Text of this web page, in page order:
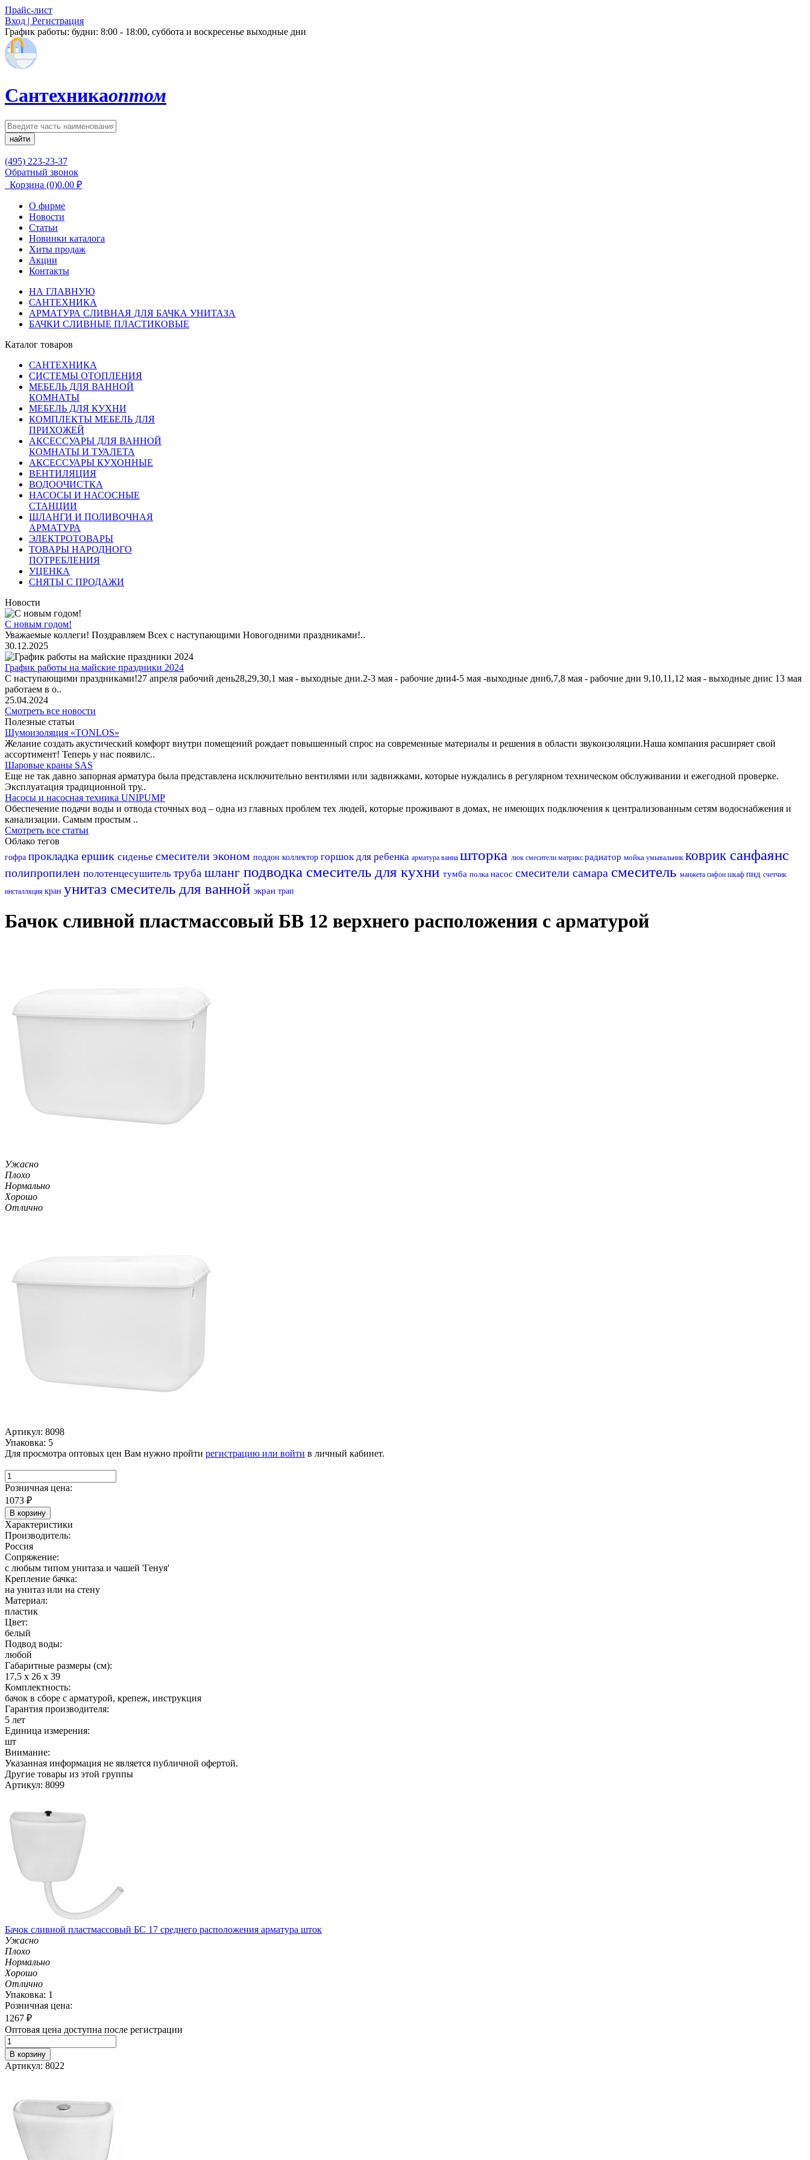
Прайс-лист
Вход | Регистрация
График работы: будни: 8:00 - 18:00, суббота и воскресенье выходные дни
Сантехникаоптом
найти
(495) 223-23-37
Обратный звонок
Корзина (0)0.00 ₽
О фирме
Новости
Статьи
Новинки каталога
Хиты продаж
Акции
Контакты
НА ГЛАВНУЮ
САНТЕХНИКА
АРМАТУРА СЛИВНАЯ ДЛЯ БАЧКА УНИТАЗА
БАЧКИ СЛИВНЫЕ ПЛАСТИКОВЫЕ
Каталог товаров
САНТЕХНИКА
СИСТЕМЫ ОТОПЛЕНИЯ
МЕБЕЛЬ ДЛЯ ВАННОЙ
КОМНАТЫ
МЕБЕЛЬ ДЛЯ КУХНИ
КОМПЛЕКТЫ МЕБЕЛЬ ДЛЯ
ПРИХОЖЕЙ
АКСЕССУАРЫ ДЛЯ ВАННОЙ
КОМНАТЫ И ТУАЛЕТА
АКСЕССУАРЫ КУХОННЫЕ
ВЕНТИЛЯЦИЯ
ВОДООЧИСТКА
НАСОСЫ И НАСОСНЫЕ
СТАНЦИИ
ШЛАНГИ И ПОЛИВОЧНАЯ
АРМАТУРА
ЭЛЕКТРОТОВАРЫ
ТОВАРЫ НАРОДНОГО
ПОТРЕБЛЕНИЯ
УЦЕНКА
СНЯТЫ С ПРОДАЖИ
Новости
С новым годом!
Уважаемые коллеги! Поздравляем Всех с наступающими Новогодними праздниками!..
30.12.2025
График работы на майские праздники 2024
С наступающими праздниками!27 апреля рабочий день28,29,30,1 мая - выходные дни.2-3 мая - рабочие дни4-5 мая -выходные дни6,7,8 мая - рабочие дни 9,10,11,12 мая - выходные днис 13 мая
работаем в о..
25.04.2024
Смотреть все новости
Полезные статьи
Шумоизоляция «TONLOS»
Желание создать акустический комфорт внутри помещений рождает повышенный спрос на современные материалы и решения в области звукоизоляции.Наша компания расширяет свой
ассортимент! Теперь у нас появилс..
Шаровые краны SAS
Еще не так давно запорная арматура была представлена исключительно вентилями или задвижками, которые нуждались в регулярном техническом обслуживании и ежегодной проверке.
Эксплуатация традиционной тру..
Насосы и насосная техника UNIPUMP
Обеспечение подачи воды и отвода сточных вод – одна из главных проблем тех людей, которые проживают в домах, не имеющих подключения к централизованным сетям водоснабжения и
канализации. Самым простым ..
Смотреть все статьи
Облако тегов
гофра прокладка ершик сиденье смесители эконом поддон коллектор горшок для ребенка арматура ванна шторка люк смесители матрикс радиатор мойка умывальник коврик санфаянс
полипропилен полотенцесушитель труба шланг подводка смеситель для кухни тумба полка насос смесители самара смеситель манжета сифон шкаф пнд счетчик
инсталляция кран унитаз смеситель для ванной экран трап
Бачок сливной пластмассовый БВ 12 верхнего расположения с арматурой
Ужасно
Плохо
Нормально
Хорошо
Отлично
Артикул: 8098
Упаковка: 5
Для просмотра оптовых цен Вам нужно пройти регистрацию или войти в личный кабинет.
Розничная цена:
1073 ₽
В корзину
Характеристики
Производитель:
Россия
Сопряжение:
с любым типом унитаза и чашей 'Генуя'
Крепление бачка:
на унитаз или на стену
Материал:
пластик
Цвет:
белый
Подвод воды:
любой
Габаритные размеры (см):
17,5 х 26 х 39
Комплектность:
бачок в сборе с арматурой, крепеж, инструкция
Гарантия производителя:
5 лет
Единица измерения:
шт
Внимание:
Указанная информация не является публичной офертой.
Другие товары из этой группы
Артикул: 8099
Бачок сливной пластмассовый БС 17 среднего расположения арматура шток
Ужасно
Плохо
Нормально
Хорошо
Отлично
Упаковка: 1
Розничная цена:
1267 ₽
Оптовая цена доступна после регистрации
В корзину
Артикул: 8022